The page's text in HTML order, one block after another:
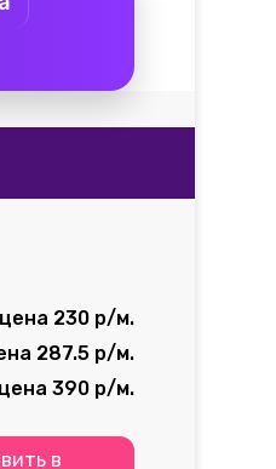
230 р/м.
287.5 р/м.
390 р/м.
в